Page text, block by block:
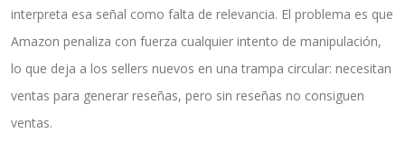
interpreta esa señal como falta de relevancia. El problema es que
Amazon penaliza con fuerza cualquier intento de manipulación,
lo que deja a los sellers nuevos en una trampa circular: necesitan
ventas para generar reseñas, pero sin reseñas no consiguen
ventas.